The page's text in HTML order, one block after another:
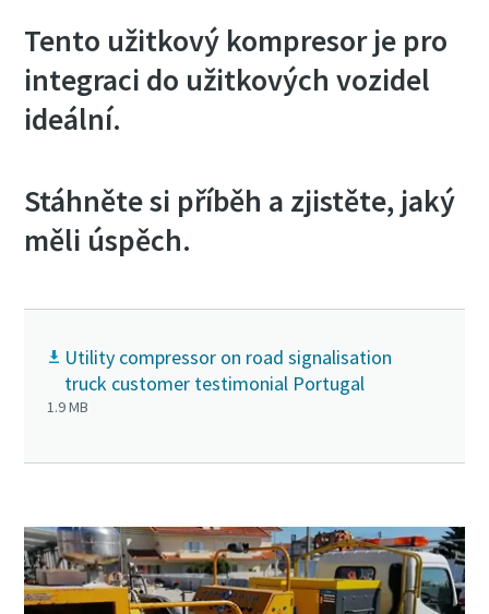
Tento užitkový kompresor je pro
integraci do užitkových vozidel
ideální.
Stáhněte si příběh a zjistěte, jaký
měli úspěch.
Utility compressor on road signalisation
truck customer testimonial Portugal
1.9 MB